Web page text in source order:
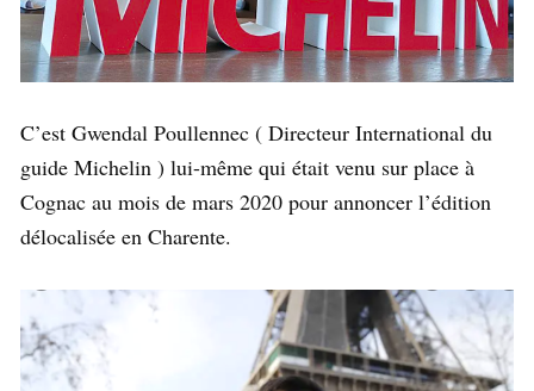
C’est Gwendal Poullennec ( Directeur International du
guide Michelin ) lui-même qui était venu sur place à
Cognac au mois de mars 2020 pour annoncer l’édition
délocalisée en Charente.